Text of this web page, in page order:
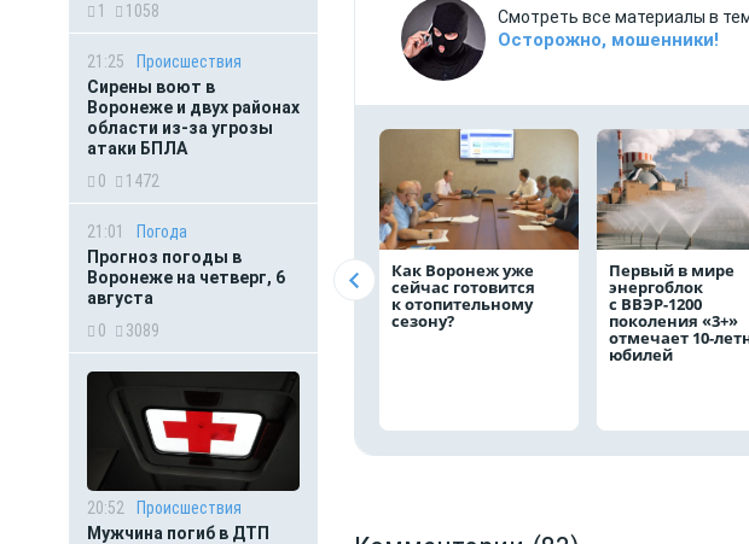
1
1058
21:25
Происшествия
Сирены воют в
Воронеже и двух районах
области из-за угрозы
атаки БПЛА
0
1472
21:01
Погода
Прогноз погоды в
Воронеже на четверг, 6
августа
0
3089
20:52
Происшествия
Мужчина погиб в ДТП
Смотреть все материалы в
Осторожно, мошенники!
Как Воронеж уже
сейчас готовится
к отопительному
сезону?
Первый в мире
энергоблок
с ВВЭР-1200
поколения «3+»
отмечает 10-
юбилей